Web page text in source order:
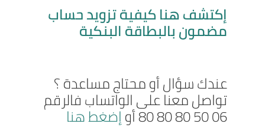
إكتشف هنا كيفية تزويد حساب
مضمون بالبطاقة البنكية
عندك سؤال أو محتاج مساعدة ؟
تواصل معنا على الواتساب فالرقم
06 50 80 80 80 أو إضغط هنا